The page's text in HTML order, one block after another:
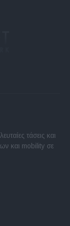
τάσεις και
και mobility σε